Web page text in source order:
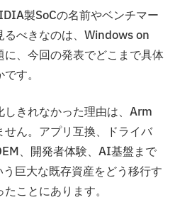
製SoCの名前やベンチマー
るべきなのは、Windows on
、今回の発表でどこまで具体
す。
きれなかった理由は、Arm
ん。アプリ互換、ドライバ
、開発者体験、AI基盤まで
巨大な既存資産をどう移行す
ことにあります。